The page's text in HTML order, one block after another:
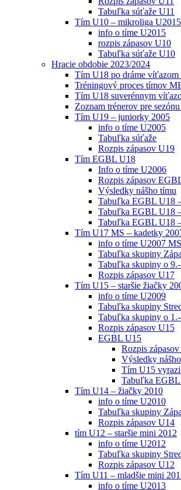
Tabuľka súťaže U11
Tím U10 – mikroliga U2015
info o tíme U2015
rozpis zápasov U10
Tabuľka súťaže U10
Hracie obdobie 2023/2024
Tím U18 po dráme
Tréningový proces tímov
Tím U18 suverénnym
Zoznam trénerov pre
Tím U19 – juniorky 2005
info o tíme U2005
Tabuľka súťaže
Rozpis zápasov U19
Tím EGBL U18
Info o tíme U2006
Rozpis zápasov
Výsledky nášho tímu
Tabuľka EGBL U18
Tabuľka EGBL U18
Tabuľka EGBL U18
Tím U17 MS – kadetky
info o tíme U2007 MS
Tabuľka skupiny
Tabuľka skupiny o
Rozpis zápasov U17
Tím U15 – staršie žiačky
info o tíme U2009
Tabuľka skupiny
Tabuľka skupiny o
Rozpis zápasov U15
EGBL U15
Rozpis
Výsledky
Tím U15
Tabuľka EGBL
Tím U14 – žiačky 2010
info o tíme U2010
Tabuľka skupiny
Rozpis zápasov U14
tím U12 – staršie mini 2012
info o tíme U2012
Tabuľka skupiny
Rozpis zápasov U12
Tím U11 – mladšie mini
info o tíme U2013